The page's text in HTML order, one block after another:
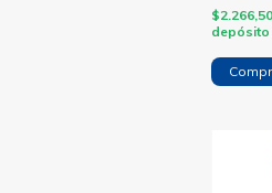
$2.266,50
depósito